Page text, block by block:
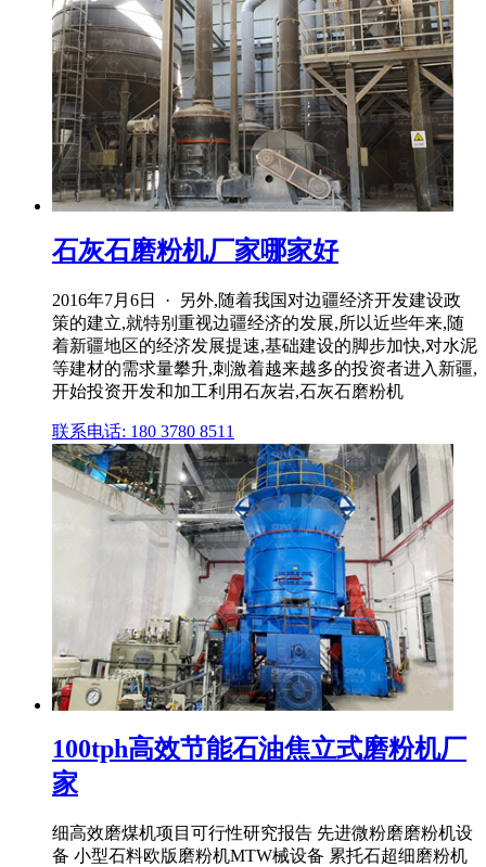
石灰石磨粉机厂家哪家好
2016年7月6日 · 另外,随着我国对边疆经济开发建设政
策的建立,就特别重视边疆经济的发展,所以近些年来,随
着新疆地区的经济发展提速,基础建设的脚步加快,对水泥
等建材的需求量攀升,刺激着越来越多的投资者进入新疆,
开始投资开发和加工利用石灰岩,石灰石磨粉机
联系电话: 180 3780 8511
100tph高效节能石油焦立式磨粉机厂
家
细高效磨煤机项目可行性研究报告 先进微粉磨磨粉机设
备 小型石料欧版磨粉机MTW械设备 累托石超细磨粉机